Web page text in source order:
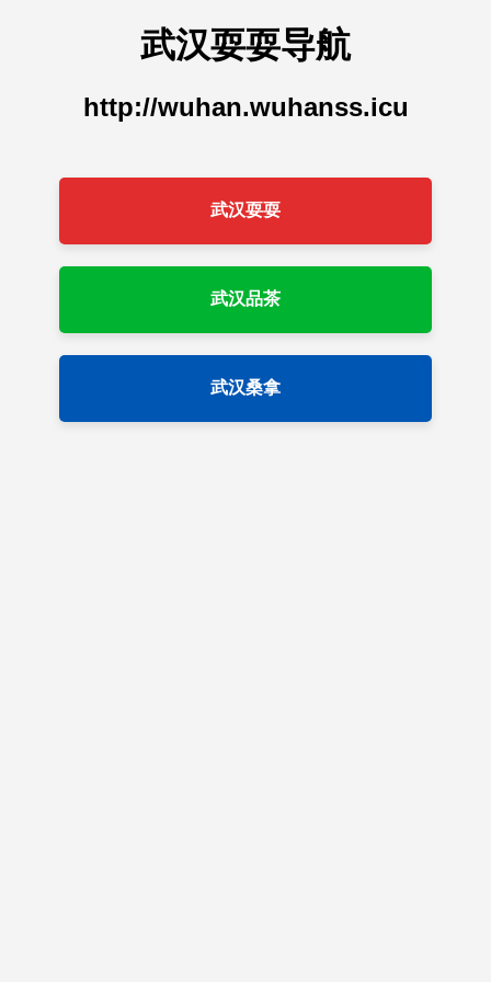
武汉耍耍导航
http://wuhan.wuhanss.icu
武汉耍耍
武汉品茶
武汉桑拿